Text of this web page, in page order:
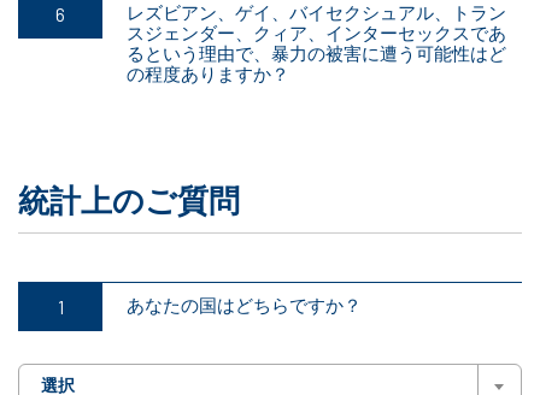
レズビアン、ゲイ、バイセクシュアル、トラン
スジェンダー、クィア、インターセックスであ
るという理由で、暴力の被害に遭う可能性はど
の程度ありますか？
統計上のご質問
選択
あなたの国はどちらですか？